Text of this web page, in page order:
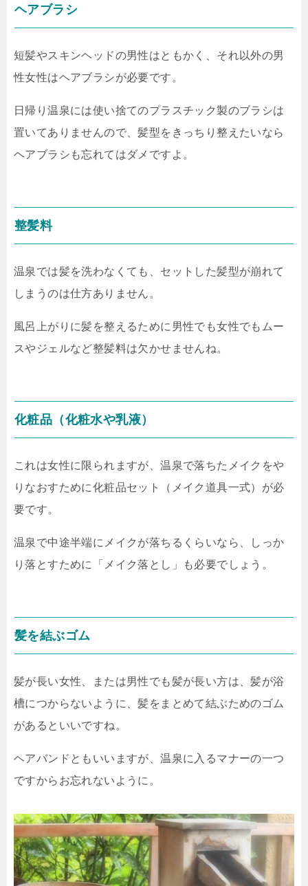
ヘアブラシ
短髪やスキンヘッドの男性はともかく、それ以外の男
性女性はヘアブラシが必要です。
日帰り温泉には使い捨てのプラスチック製のブラシは
置いてありませんので、髪型をきっちり整えたいなら
ヘアブラシも忘れてはダメですよ。
整髪料
温泉では髪を洗わなくても、セットした髪型が崩れて
しまうのは仕方ありません。
風呂上がりに髪を整えるために男性でも女性でもムー
スやジェルなど整髪料は欠かせませんね。
化粧品（化粧水や乳液）
これは女性に限られますが、温泉で落ちたメイクをや
りなおすために化粧品セット（メイク道具一式）が必
要です。
温泉で中途半端にメイクが落ちるくらいなら、しっか
り落とすために「メイク落とし」も必要でしょう。
髪を結ぶゴム
髪が長い女性、または男性でも髪が長い方は、髪が浴
槽につからないように、髪をまとめて結ぶためのゴム
があるといいですね。
ヘアバンドともいいますが、温泉に入るマナーの一つ
ですからお忘れないように。